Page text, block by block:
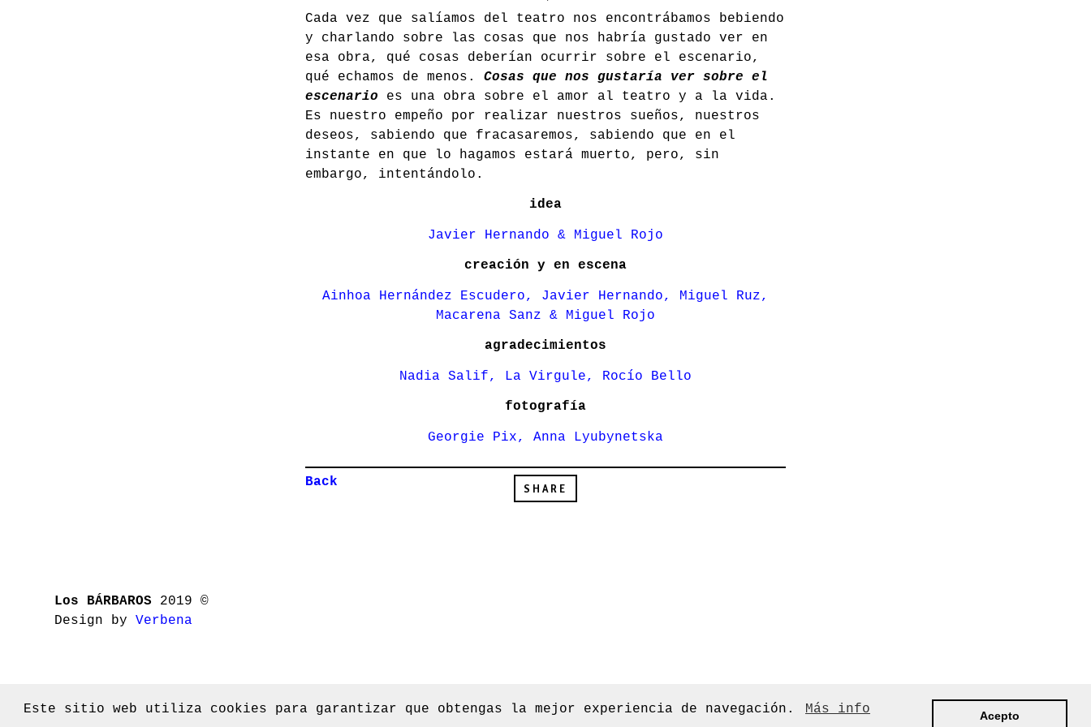
Este sitio web utiliza cookies para garantizar que obtengas la mejor experiencia de navegación. Más info Acepto
Cada vez que salíamos del teatro nos encontrábamos bebiendo
y charlando sobre las cosas que nos habría gustado ver en
esa obra, qué cosas deberían ocurrir sobre el escenario,
qué echamos de menos. Cosas que nos gustaría ver sobre el
escenario
es una obra sobre el amor al teatro y a la vida.
Es nuestro empeño por realizar nuestros sueños, nuestros
deseos, sabiendo que fracasaremos, sabiendo que en el
instante en que lo hagamos estará muerto, pero, sin
embargo, intentándolo.
idea
Javier Hernando & Miguel Rojo
creación y en escena
Ainhoa Hernández Escudero, Javier Hernando, Miguel Ruz,
Macarena Sanz & Miguel Rojo
agradecimientos
Nadia Salif, La Virgule, Rocío Bello
fotografía
Georgie Pix, Anna Lyubynetska
Back SHARE
Los BÁRBAROS 2019 ©
Design byVerbena